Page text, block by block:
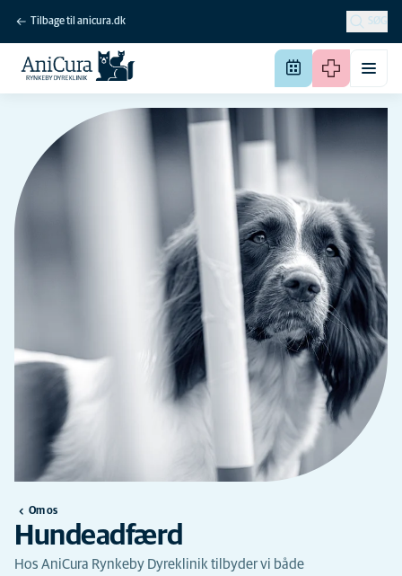
Tilbage til anicura.dk SØG
Om os
Hundeadfærd
Hos AniCura Rynkeby Dyreklinik tilbyder vi både